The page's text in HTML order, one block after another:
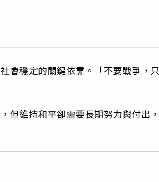
會穩定的關鍵依靠。「不要戰爭，
但維持和平卻需要長期努力與付出